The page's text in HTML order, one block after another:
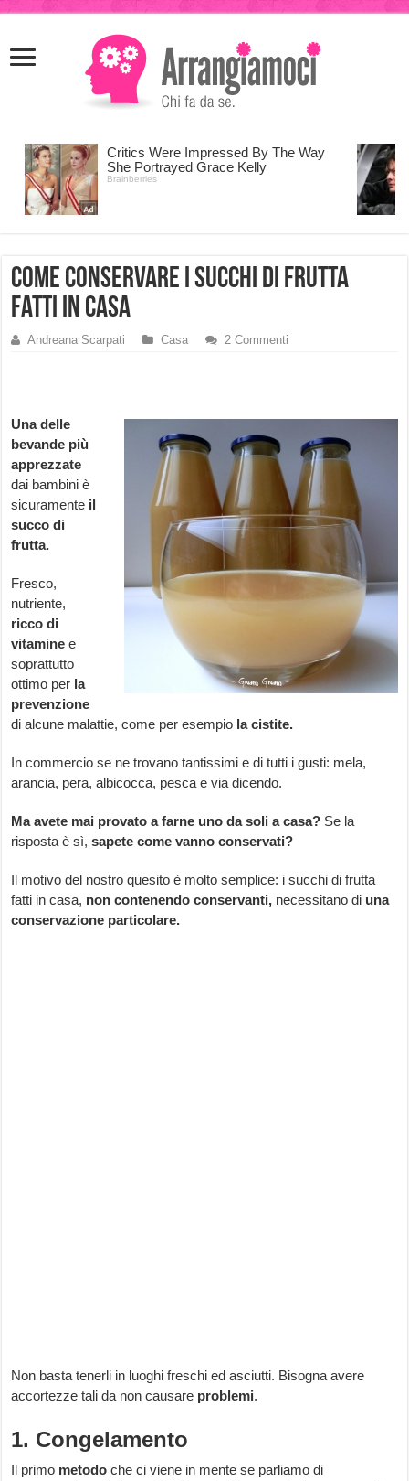
giriş
kingroyal
Come conservare i succhi di frutta
fatti in casa
Andreana Scarpati Casa 2 Commenti
Una delle
bevande più
apprezzate
dai bambini è
sicuramente il
succo di
frutta.
Fresco,
nutriente,
ricco di
vitamine e
soprattutto
ottimo per la
prevenzione
di alcune malattie, come per esempio la cistite.
In commercio se ne trovano tantissimi e di tutti i gusti: mela,
arancia, pera, albicocca, pesca e via dicendo.
Ma avete mai provato a farne uno da soli a casa? Se la
risposta è sì, sapete come vanno conservati?
Il motivo del nostro quesito è molto semplice: i succhi di frutta
fatti in casa, non contenendo conservanti, necessitano di una
conservazione particolare.
Non basta tenerli in luoghi freschi ed asciutti. Bisogna avere
accortezze tali da non causare problemi.
1. Congelamento
Il primo metodo che ci viene in mente se parliamo di